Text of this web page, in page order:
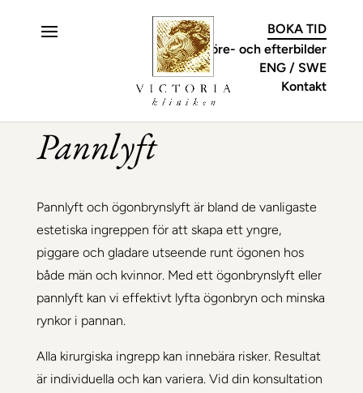
Kontakt
ENG SWE
Före- och efterbilder
BOKA TID
Pannlyft
Pannlyft och ögonbrynslyft är bland de vanligaste
estetiska ingreppen för att skapa ett yngre,
piggare och gladare utseende runt ögonen hos
både män och kvinnor. Med ett ögonbrynslyft eller
pannlyft kan vi effektivt lyfta ögonbryn och minska
rynkor i pannan.
Alla kirurgiska ingrepp kan innebära risker. Resultat
är individuella och kan variera. Vid din konsultation